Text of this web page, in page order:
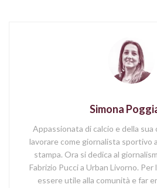
Simona
Appassionata di calcio e della sua
lavorare come giornalista sportivo
stampa. Ora si dedica al
Fabrizio Pucci a Urban Livorno.
essere utile alla comunità e far